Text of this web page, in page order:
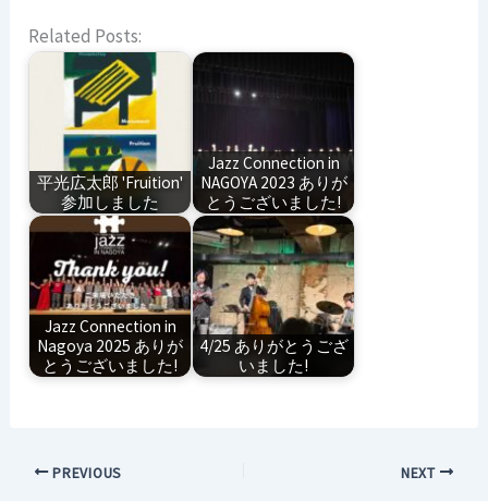
Related Posts:
平光広太郎 'Fruition'
参加しました
Jazz Connection in
NAGOYA 2023 ありが
とうございました!
Jazz Connection in
Nagoya 2025 ありが
とうございました!
4/25 ありがとうござ
いました!
PREVIOUS NEXT